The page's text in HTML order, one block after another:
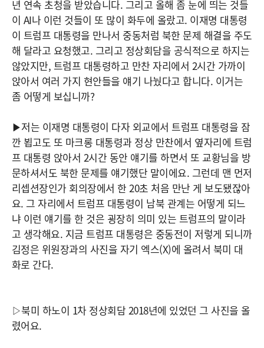
년 연속 초청을 받았습니다. 그리고 올해 좀 눈에 띄는 것들
이 AI나 이런 것들이 또 많이 화두에 올랐고. 이재명 대통령
이 트럼프 대통령을 만나서 중동처럼 북한 문제 해결을 주도
해 달라고 요청했고. 그리고 정상회담을 공식적으로 하지는
않았지만, 트럼프 대통령하고 만찬 자리에서 2시간 가까이
앉아서 여러 가지 현안들을 얘기 나눴다고 합니다. 이거는
좀 어떻게 보십니까?
▶저는 이재명 대통령이 다자 외교에서 트럼프 대통령을 잠
깐 뵙고도 또 마크롱 대통령과 정상 만찬에서 옆자리에 트럼
프 대통령 앉아서 2시간 동안 얘기를 하면서 또 교황님을 방
문하셔서도 북한 문제를 얘기했단 말이에요. 그런데 맨 먼저
리셉션장인가 회의장에서 한 20초 처음 만난 게 보도됐잖아
요. 그 자리에서 트럼프 대통령이 남북 관계는 어떻게 되느
냐 이런 얘기를 한 것은 굉장히 의미 있는 트럼프의 말이라
고 생각해요. 지금 트럼프 대통령은 중동전이 저렇게 되니까
김정은 위원장과의 사진을 자기 엑스(X)에 올려서 북미 대
화로 간다.
▷북미 하노이 1차 정상회담 2018년에 있었던 그 사진을 올
렸어요.